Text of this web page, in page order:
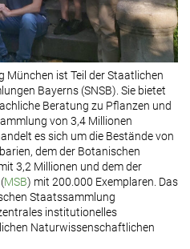
München ist Teil der Staatlichen
Bayerns (SNSB). Sie bietet
Beratung zu Pflanzen und
von 3,4 Millionen
es sich um die Bestände von
dem der Botanischen
3,2 Millionen und dem der
MSB) mit 200.000 Exemplaren. Das
Staatssammlung
institutionelles
Naturwissenschaftlichen